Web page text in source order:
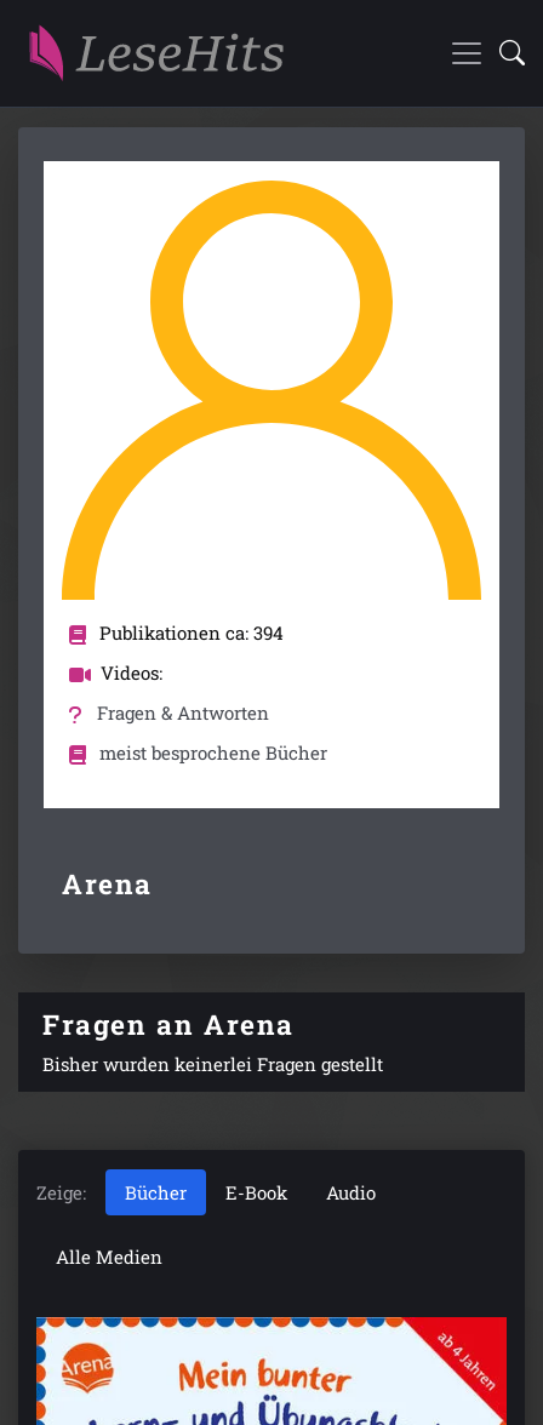
Publikationen ca: 394
Videos:
Fragen & Antworten
meist besprochene Bücher
Arena
Fragen an Arena
Bisher wurden keinerlei Fragen gestellt
Zeige: Bücher E-Book Audio
Alle Medien